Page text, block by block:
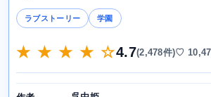
ラブストーリー 学園
★ ★ ★ ★ ☆4.7(2,478件)♡